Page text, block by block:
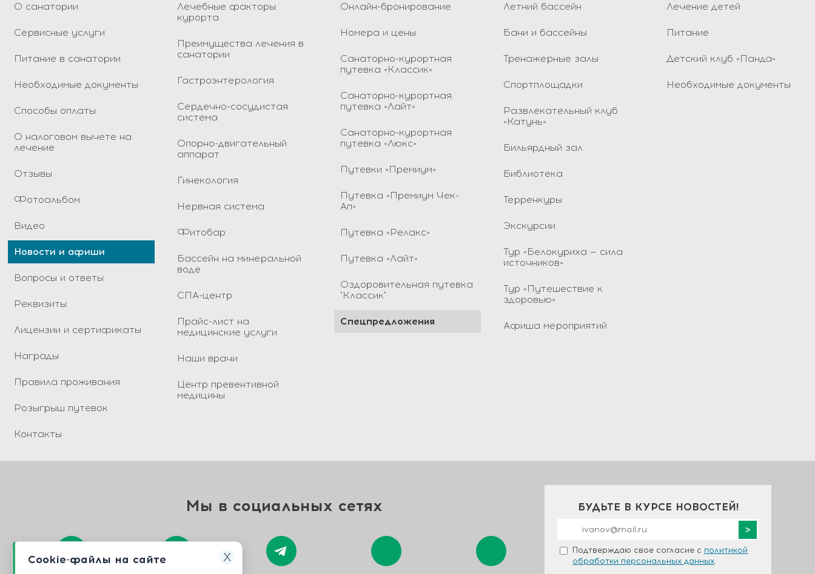
О санатории
Сервисные услуги
Питание в санатории
Необходимые документы
Способы оплаты
О налоговом вычете на
лечение
Отзывы
Фотоальбом
Видео
Новости и афиши
Вопросы и ответы
Реквизиты
Лицензии и сертификаты
Награды
Правила проживания
Розыгрыш путевок
Контакты
Лечебные факторы
курорта
Преимущества лечения в
санатории
Гастроэнтерология
Сердечно-сосудистая
система
Опорно-двигательный
аппарат
Гинекология
Нервная система
Фитобар
Бассейн на минеральной
воде
СПА-центр
Прайс-лист на
медицинские услуги
Наши врачи
Центр превентивной
медицины
Онлайн-бронирование
Номера и цены
Санаторно-курортная
путевка «Классик»
Санаторно-курортная
путевка «Лайт»
Санаторно-курортная
путевка «Люкс»
Путевки «Премиум»
Путевка «Премиум Чек-
Ап»
Путевка «Релакс»
Путевка «Лайт»
Оздоровительная путевка
"Классик"
Спецпредложения
Летний бассейн
Бани и бассейны
Тренажерные залы
Спортплощадки
Развлекательный клуб
«Катунь»
Бильярдный зал
Библиотека
Терренкуры
Экскурсии
Тур «Белокуриха — сила
источников»
Тур «Путешествие к
здоровью»
Афиша мероприятий
Лечение детей
Питание
Детский клуб «Панда»
Необходимые документы
Мы в социальных сетях БУДЬТЕ В КУРСЕ НОВОСТЕЙ!
Подтверждаю свое согласие с политикой
обработки персональных данных.
X
Cookie-файлы на сайте